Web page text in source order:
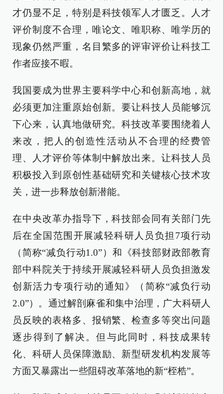
才仍显不足，特别是科技领军人才匮乏。人才
评价制度不合理，唯论文、唯职称、唯学历的
现象仍然严重，名目繁多的评审评价让科技工
作者应接不暇。
我国要成为世界主要科学中心和创新高地，就
必须更加注重原始创新。要让科技人员能够沉
下心来，认真地做研究。科技改革要围绕着人
来改，把人的创造性活动从不合理的经费管
理、人才评价等体制中解放出来。让科技人员
积极投入到原创性基础研究和关键核心技术攻
关，进一步释放创新潜能。
在中央改革办指导下，科技部会同有关部门先
后在全国范围开展减轻科研人员负担7项行动
（简称“减负行动1.0”）和《科技部财政部教育
部中科院关于持续开展减轻科研人员负担激发
创新活力专项行动的通知》（简称“减负行动
2.0”）。通过解剖麻雀和集中治理，广大科研人
员反映的表格多、报销繁、检查多等突出问题
逐步得到了解决。但与此同时，科技成果转
化、科研人员保障激励、新型研发机构发展等
方面又暴露出一些阻碍改革落地的新“桎梏”。